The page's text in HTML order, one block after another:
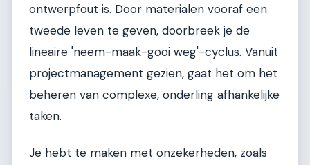
ontwerpfout is. Door materialen vooraf een
tweede leven te geven, doorbreek je de
lineaire 'neem-maak-gooi weg'-cyclus. Vanuit
projectmanagement gezien, gaat het om het
beheren van complexe, onderling afhankelijke
taken.
Je hebt te maken met onzekerheden, zoals